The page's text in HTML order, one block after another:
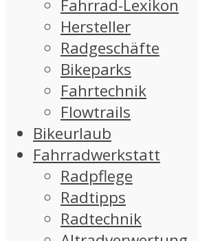
Fahrrad-Lexikon
Hersteller
Radgeschäfte
Bikeparks
Fahrtechnik
Flowtrails
Bikeurlaub
Fahrradwerkstatt
Radpflege
Radtipps
Radtechnik